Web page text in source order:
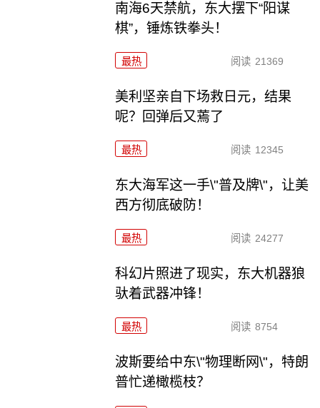
南海6天禁航，东大摆下“阳谋
棋”，锤炼铁拳头！
最热 阅读 21369
美利坚亲自下场救日元，结果
呢？回弹后又蔫了
最热 阅读 12345
东大海军这一手\"普及牌\"，让美
西方彻底破防！
最热 阅读 24277
科幻片照进了现实，东大机器狼
驮着武器冲锋！
最热 阅读 8754
波斯要给中东\"物理断网\"，特朗
普忙递橄榄枝？